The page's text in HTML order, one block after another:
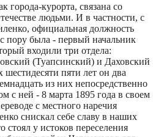
курорта, связана со
людьми. И в частности, с
официальная должность
пору была - первый начальник
входили три отдела:
(Туапсинский) и Даховский
пяти лет он два
из них непосредственно
с ней - 8 марта 1895 года в своем
с местного наречия
снискал себе славу в наших
стоял у истоков переселения